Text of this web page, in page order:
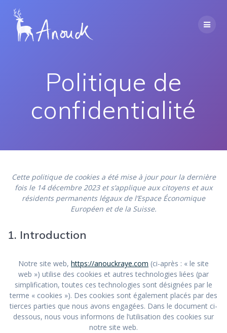
Politique de
confidentialité
Cette politique de cookies a été mise à jour pour la dernière
fois le 14 décembre 2023 et s’applique aux citoyens et aux
résidents permanents légaux de l’Espace Économique
Européen et de la Suisse.
1. Introduction
Notre site web, https://anouckraye.com (ci-après : « le site
web ») utilise des cookies et autres technologies liées (par
simplification, toutes ces technologies sont désignées par le
terme « cookies »). Des cookies sont également placés par des
tierces parties que nous avons engagées. Dans le document ci-
dessous, nous vous informons de l’utilisation des cookies sur
notre site web.